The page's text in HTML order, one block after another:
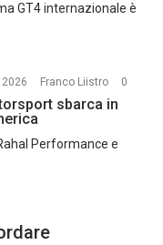
GT4 internazionale è
Franco Liistro 0
sbarca in
Performance e